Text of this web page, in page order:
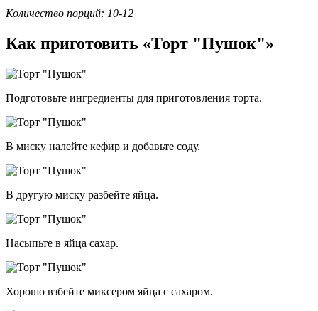
Количество порций: 10-12
Как приготовить «Торт "Пушок"»
Подготовьте ингредиенты для приготовления торта.
В миску налейте кефир и добавьте соду.
В другую миску разбейте яйца.
Насыпьте в яйца сахар.
Хорошо взбейте миксером яйца с сахаром.